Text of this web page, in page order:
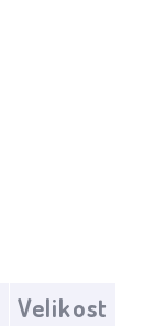
Velikost